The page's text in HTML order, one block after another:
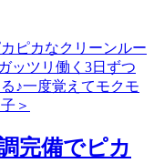
完備でピカ